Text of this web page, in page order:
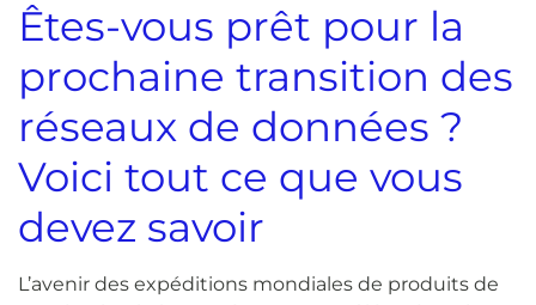
Êtes-vous prêt pour la
prochaine transition des
réseaux de données ?
Voici tout ce que vous
devez savoir
L’avenir des expéditions mondiales de produits de